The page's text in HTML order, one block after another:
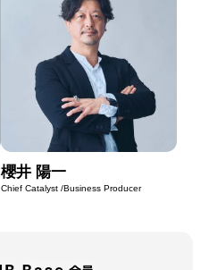
櫻井 陽一
Chief Catalyst /Business Producer